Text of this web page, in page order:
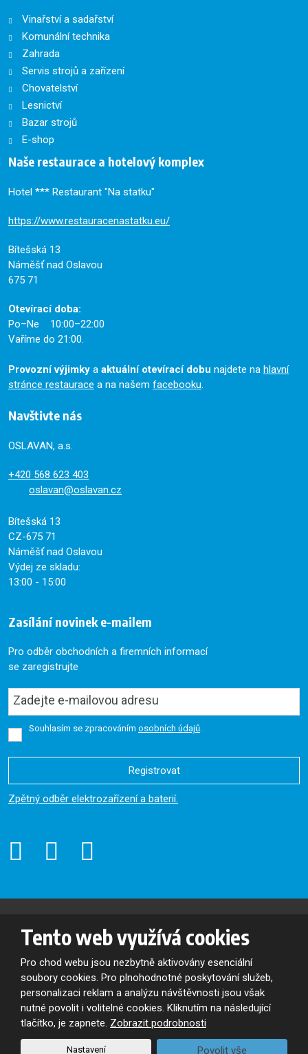
Vinařství a sadařství
Komunální technika
Zahrada
Servis strojů a zařízení
Chovatelství
Lesnictví
Bazar strojů
E-shop
Naše restaurace a hotelový komplex
Hotel *** Restaurant "Na statku"
https://www.restauracenastatku.eu/
Bítešská 13
Náměšť nad Oslavou
675 71
Otevírací doba:
Po–Ne 10:00–22:00
Vaříme do 21:00.
Provozní výjimky a aktuální otevírací dobu najdete na hlavní
stránce restaurace a na našem facebooku.
Navštivte nás
OSLAVAN, a.s.
+420 568 623 403
oslavan@oslavan.cz
Bítešská 13
CZ-675 71
Náměšť nad Oslavou
Výdej ze skladu:
13:00 - 15:00
Zasílání novinek e-mailem
Pro odběr obchodních a firemních informací
se zaregistrujte
Souhlasím se zpracováním osobních údajů
Registrovat
Formulář
odeslat.
Zpětný odběr elektrozařízení a baterií.
Mapa stránek|Podmínky použití
VYROBILA
Tento web je chráněn pomocí Google ReCAPTCHA a platí pro něj
zásady ochrany osobních údajů a smluvní podmínky
Tento web využívá cookies
Pro chod webu jsou nezbytně aktivovány esenciální
soubory cookies. Pro plnohodnotné poskytování služeb,
personalizaci reklam a analýzu návštěvnosti jsou však
nutné povolit i volitelné cookies. Kliknutím na následující
tlačítko, je zapnete. Zobrazit podrobnosti
Nastavení Povolit vše